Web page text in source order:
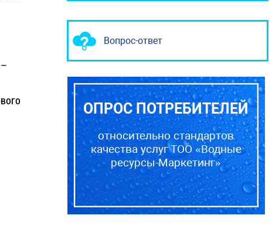
Вопрос-ответ
ОПРОС ПОТРЕБИТЕЛЕЙ
относительно стандартов
качества услуг ТОО «Водные
ресурсы-Маркетинг»